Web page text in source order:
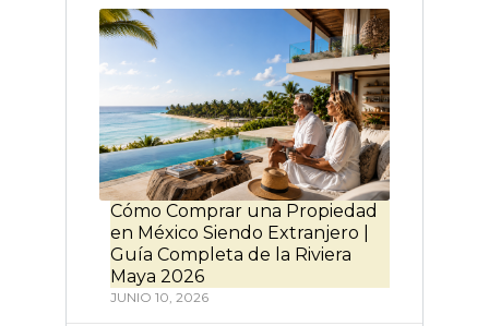
Cómo Comprar una Propiedad
en México Siendo Extranjero |
Guía Completa de la Riviera
Maya 2026
JUNIO 10, 2026